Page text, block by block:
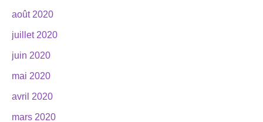
août 2020
juillet 2020
juin 2020
mai 2020
avril 2020
mars 2020